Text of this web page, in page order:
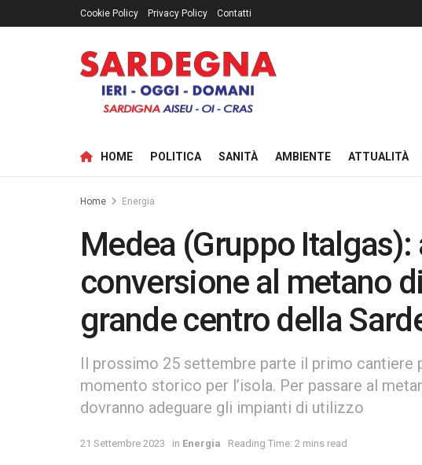
Cookie Policy Privacy Policy Contatti
HOME POLITICA SANITÀ AMBIENTE ATTUALITÀ
Home Energia
Medea (Gruppo
conversione al metano
grande centro della
Il prossimo 25 settembre parte il primo cantiere
momento storico per l’isola. Per passare al
dovranno adeguare gli impianti di utilizzo
21 Settembre 2023 in Energia Reading Time: 2 mins read